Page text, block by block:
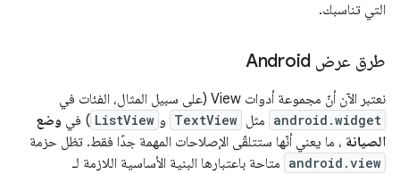
التي تناسبك.
طرق عرض Android
نعتبر الآن أنّ مجموعة أدوات View (على سبيل المثال، الفئات في
android.widget مثل TextView و ListView ) في وضع
الصيانة ، ما يعني أنّها ستتلقّى الإصلاحات المهمة جدًا فقط. تظل حزمة
android.view متاحة باعتبارها البنية الأساسية اللازمة لـ